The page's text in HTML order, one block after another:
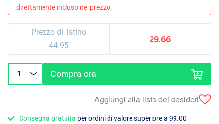
direttamente incluso nel prezzo.
Prezzo di listino
44.95
29.66
Compra ora
Aggiungi alla lista dei desideri
Consegna gratuita per ordini di valore superiore a 99.00